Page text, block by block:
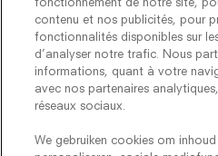
Suivez-nous :
fonctionnement de notre site,
contenu et nos publicités, pour
fonctionnalités disponibles sur
d’analyser notre trafic. Nous
informations, quant à votre
avec nos partenaires
réseaux sociaux.
We gebruiken cookies om